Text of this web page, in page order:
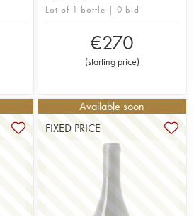
Lot of 1 bottle | 0 bid
€270
(starting price)
Available soon
FIXED PRICE